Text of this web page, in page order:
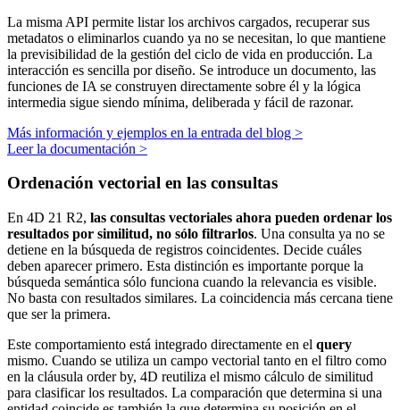
La misma API permite listar los archivos cargados, recuperar sus
metadatos o eliminarlos cuando ya no se necesitan, lo que mantiene
la previsibilidad de la gestión del ciclo de vida en producción. La
interacción es sencilla por diseño. Se introduce un documento, las
funciones de IA se construyen directamente sobre él y la lógica
intermedia sigue siendo mínima, deliberada y fácil de razonar.
Más información y ejemplos en la entrada del blog >
Leer la documentación >
Ordenación vectorial en las consultas
En 4D 21 R2, las consultas vectoriales ahora pueden ordenar los
resultados por similitud, no sólo filtrarlos. Una consulta ya no se
detiene en la búsqueda de registros coincidentes. Decide cuáles
deben aparecer primero. Esta distinción es importante porque la
búsqueda semántica sólo funciona cuando la relevancia es visible.
No basta con resultados similares. La coincidencia más cercana tiene
que ser la primera.
Este comportamiento está integrado directamente en el query
mismo. Cuando se utiliza un campo vectorial tanto en el filtro como
en la cláusula order by, 4D reutiliza el mismo cálculo de similitud
para clasificar los resultados. La comparación que determina si una